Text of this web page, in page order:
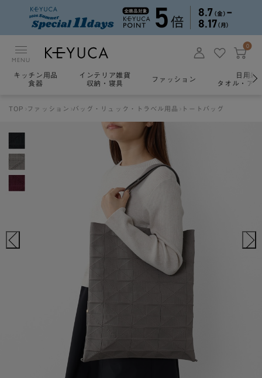
MENU
0
キッチン用品
食器
インテリア雑貨
収納・寝具
ファッション
日用雑
タオル・ア
TOP ファッション バッグ・リュック・トラベル用品 トートバッグ